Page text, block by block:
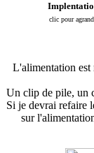
clic pour
L'alimentation est
Un clip de pile, un
Si je devrai refaire
sur